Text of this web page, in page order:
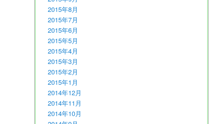
2015年8月
2015年7月
2015年6月
2015年5月
2015年4月
2015年3月
2015年2月
2015年1月
2014年12月
2014年11月
2014年10月